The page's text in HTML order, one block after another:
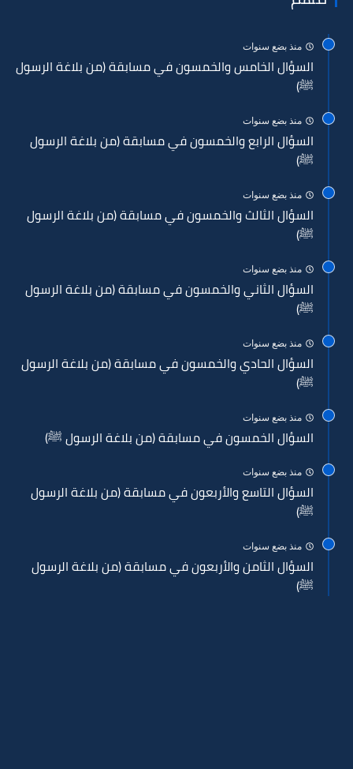
منذ بضع سنوات
السؤال الخامس والخمسون في مسابقة (من بلاغة الرسول
ﷺ)
منذ بضع سنوات
السؤال الرابع والخمسون في مسابقة (من بلاغة الرسول
ﷺ)
منذ بضع سنوات
السؤال الثالث والخمسون في مسابقة (من بلاغة الرسول
ﷺ)
منذ بضع سنوات
السؤال الثاني والخمسون في مسابقة (من بلاغة الرسول
ﷺ)
منذ بضع سنوات
السؤال الحادي والخمسون في مسابقة (من بلاغة الرسول
ﷺ)
منذ بضع سنوات
السؤال الخمسون في مسابقة (من بلاغة الرسول ﷺ)
منذ بضع سنوات
السؤال التاسع والأربعون في مسابقة (من بلاغة الرسول
ﷺ)
منذ بضع سنوات
السؤال الثامن والأربعون في مسابقة (من بلاغة الرسول
ﷺ)